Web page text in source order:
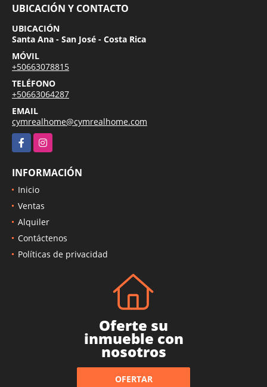
UBICACIÓN Y CONTACTO
UBICACIÓN
Santa Ana - San José - Costa Rica
MÓVIL
+50663078815
TELÉFONO
+50663064287
EMAIL
cymrealhome@cymrealhome.com
FacebookInstagram
INFORMACIÓN
Inicio
Ventas
Alquiler
Contáctenos
Políticas de privacidad
Oferte su
inmueble con
nosotros
OFERTAR